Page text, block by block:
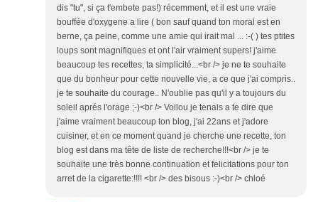
dis "tu", si ça t'embete pas!) récemment, et il est une vraie
bouffée d'oxygene a lire ( bon sauf quand ton moral est en
berne, ça peine, comme une amie qui irait mal ... :-( ) tes ptites
loups sont magnifiques et ont l'air vraiment supers! j'aime
beaucoup tes recettes, ta simplicité...<br /> je ne te souhaite
que du bonheur pour cette nouvelle vie, a ce que j'ai compris..
je te souhaite du courage.. N'oublie pas qu'il y a toujours du
soleil aprés l'orage ;-)<br /> Voilou je tenais a te dire que
j'aime vraiment beaucoup ton blog, j'ai 22ans et j'adore
cuisiner, et en ce moment quand je cherche une recette, ton
blog est dans ma tête de liste de recherche!!!<br /> je te
souhaite une très bonne continuation et felicitations pour ton
arret de la cigarette:!!!! <br /> des bisous :-)<br /> chloé